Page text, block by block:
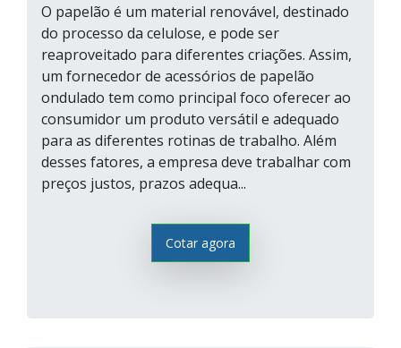
O papelão é um material renovável, destinado
do processo da celulose, e pode ser
reaproveitado para diferentes criações. Assim,
um fornecedor de acessórios de papelão
ondulado tem como principal foco oferecer ao
consumidor um produto versátil e adequado
para as diferentes rotinas de trabalho. Além
desses fatores, a empresa deve trabalhar com
preços justos, prazos adequa...
Cotar agora